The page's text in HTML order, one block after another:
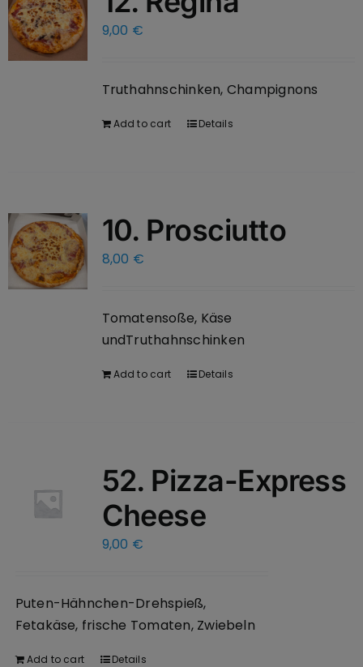
9,00 €
Truthahnschinken, Champignons
Add to cart Details
10. Prosciutto
8,00 €
Tomatensoße, Käse
undTruthahnschinken
Add to cart Details
52. Pizza-Express
Cheese
9,00 €
Puten-Hähnchen-Drehspieß,
Fetakäse, frische Tomaten, Zwiebeln
Add to cart Details